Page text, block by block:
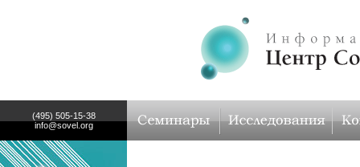
(495) 505-15-38
info@sovel.org